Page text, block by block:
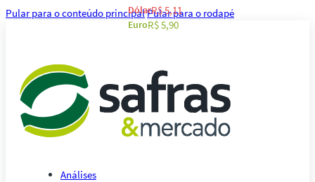
Pular para o conteúdo principalPular para o rodapé
Análises
DólarR$ 5,11
EuroR$ 5,90